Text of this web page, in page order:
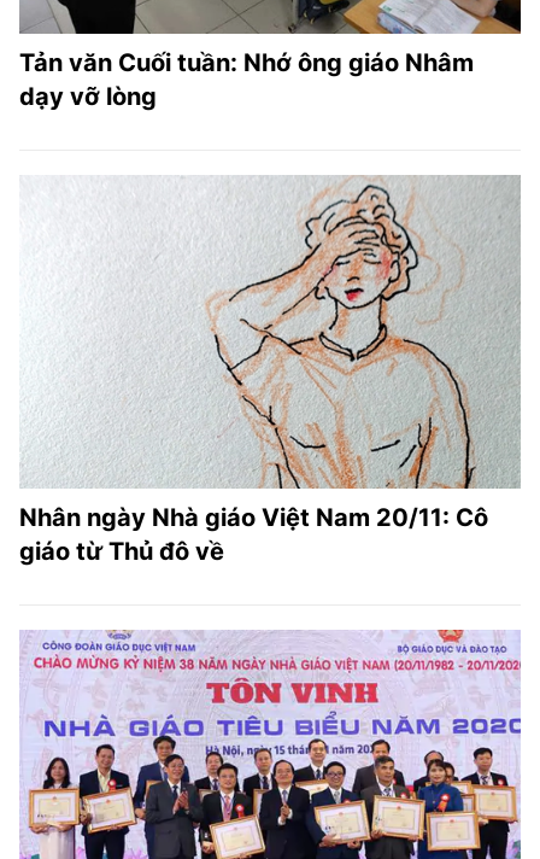
Tản văn Cuối tuần: Nhớ ông giáo Nhâm
dạy vỡ lòng
Nhân ngày Nhà giáo Việt Nam 20/11: Cô
giáo từ Thủ đô về